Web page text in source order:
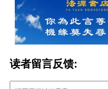
读者留言反馈: